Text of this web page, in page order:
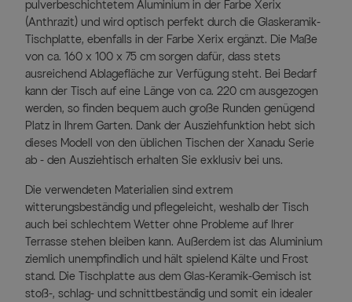
pulverbeschichtetem Aluminium in der Farbe Xerix
(Anthrazit) und wird optisch perfekt durch die Glaskeramik-
Tischplatte, ebenfalls in der Farbe Xerix ergänzt. Die Maße
von ca. 160 x 100 x 75 cm sorgen dafür, dass stets
ausreichend Ablagefläche zur Verfügung steht. Bei Bedarf
kann der Tisch auf eine Länge von ca. 220 cm ausgezogen
werden, so finden bequem auch große Runden genügend
Platz in Ihrem Garten. Dank der Ausziehfunktion hebt sich
dieses Modell von den üblichen Tischen der Xanadu Serie
ab - den Ausziehtisch erhalten Sie exklusiv bei uns.
Die verwendeten Materialien sind extrem
witterungsbeständig und pflegeleicht, weshalb der Tisch
auch bei schlechtem Wetter ohne Probleme auf Ihrer
Terrasse stehen bleiben kann. Außerdem ist das Aluminium
ziemlich unempfindlich und hält spielend Kälte und Frost
stand. Die Tischplatte aus dem Glas-Keramik-Gemisch ist
stoß-, schlag- und schnittbeständig und somit ein idealer